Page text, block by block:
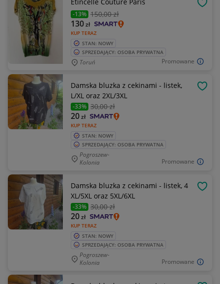
Promowane
-13% 150,00 zł
KUP TERAZ
130zł
STAN: NOWY
SPRZEDAJĄCY: OSOBA PRYWATNA
Toruń
Promowane
Damska bluzka z cekinami - listek,
L/XL oraz 2XL/3XL
-33% 30,00 zł
KUP TERAZ
20zł
STAN: NOWY
SPRZEDAJĄCY: OSOBA PRYWATNA
Pogroszew-
Kolonia
Promowane
Damska bluzka z cekinami - listek, 4
XL/5XL oraz 5XL/6XL
-33% 30,00 zł
KUP TERAZ
20zł
STAN: NOWY
SPRZEDAJĄCY: OSOBA PRYWATNA
Pogroszew-
Kolonia